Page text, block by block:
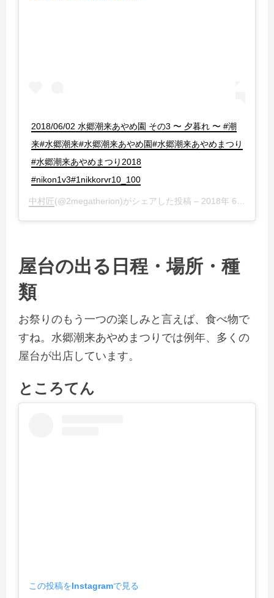
2018/06/02 水郷潮来あやめ園 その3 〜 夕暮れ 〜 #潮
来#水郷潮来#水郷潮来あやめ園#水郷潮来あやめまつり
#水郷潮来あやめまつり2018
#nikon1v3#1nikkorvr10_100
中村匠(@2megatherion)がシェアした投稿 – 2018年 6月月3日午前7時49分PDT
屋台の出る日程・場所・種
類
お祭りのもう一つの楽しみと言えば、食べ物で
すね。水郷潮来あやめまつりでは例年、多くの
屋台が出店しています。
ところてん
この投稿をInstagramで見る